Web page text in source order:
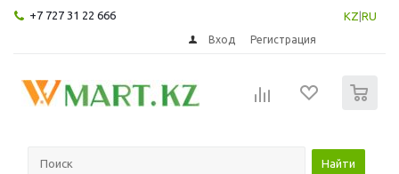
+7 727 31 22 666 KZ RU
Вход Регистрация
Найти